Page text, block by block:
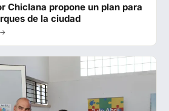
Chiclana propone un plan para
de la ciudad
→